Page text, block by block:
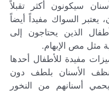
سيكونون أكثر تقبلاً
يعتبر السواك مفيداً أيضاً
الذين يحتاجون إلى
مثل مص الإبهام.
مفيدة للأطفال أحدها
الأسنان بلطف دون
يحمي أسنانهم من النخور